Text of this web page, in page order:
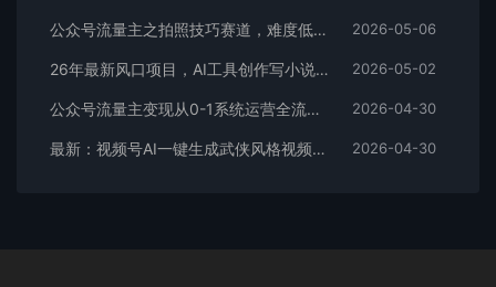
公众号流量主之拍照技巧赛道，难度低+流量大，起号第一篇就爆了10w阅读！ 2026-05-06
26年最新风口项目，AI工具创作写小说，轻松实现日入1000+ 2026-05-02
公众号流量主变现从0-1系统运营全流程讲解！ 2026-04-30
最新：视频号AI一键生成武侠风格视频，狂撸视频号分成收益，学完轻松日入1000+ 2026-04-30